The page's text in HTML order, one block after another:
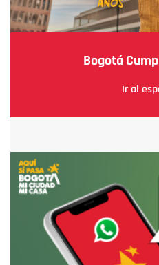
Bogotá
Ir al